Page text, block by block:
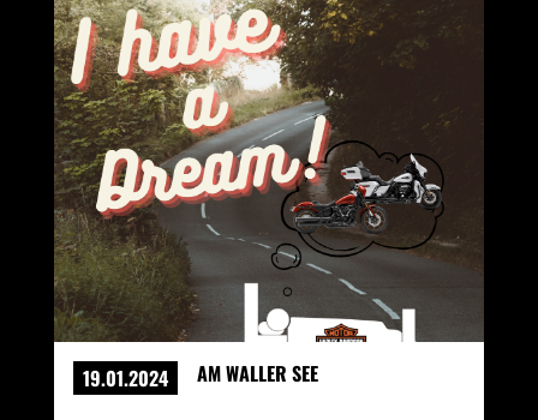
19.01.2024 AM WALLER SEE